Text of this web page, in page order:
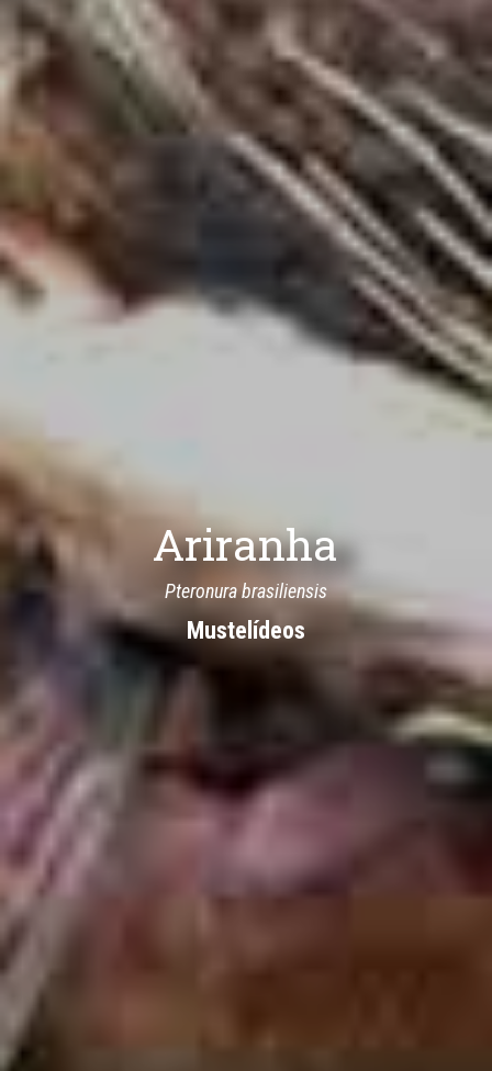
Ariranha
Pteronura brasiliensis
Mustelídeos